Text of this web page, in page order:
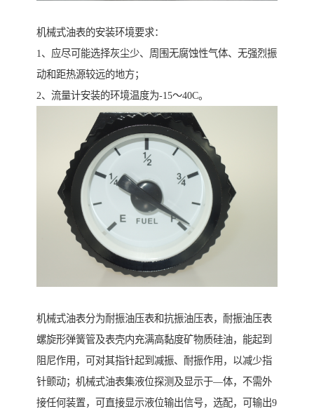
机械式油表的安装环境要求：
1、应尽可能选择灰尘少、周围无腐蚀性气体、无强烈振
动和距热源较远的地方；
2、流量计安装的环境温度为-15～40C。
机械式油表分为耐振油压表和抗振油压表，耐振油压表
螺旋形弹簧管及表壳内充满高黏度矿物质硅油，能起到
阻尼作用，可对其指针起到减振、耐振作用，以减少指
针颤动；机械式油表集液位探测及显示于—体，不需外
接任何装置，可直接显示液位输出信号，选配，可输出9